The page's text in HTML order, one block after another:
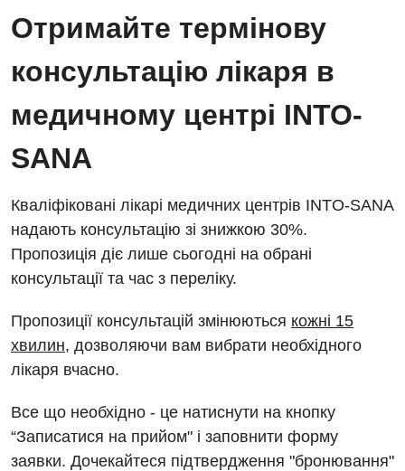
Енциклопедія
Програма лояльності
Діагностичне відділення
Ендоскопічне відділення
Інструментальна діагностика
Мамографія
Нейросонографія
Рентгенографія
УЗД
Для дорослих
Акушерство і гінекологія
Алергологія, імунологія
Відділ госпіталізації
Відділення невідкладних станів
Відділення інтенсивної терапії
Гінекологічне відділення
Денний стаціонар
Діагностичне відділення
Ендоскопічне відділення
Офтальмологічне відділення
Педіатричне відділення
Терапевтичне відділення
Травматологічне відділення
Декларування
Лікування гострого інфаркту
Національний скринінг здоров’я 40+
Російська
Отримайте термінову
консультацію лікаря в
медичному центрі INTO-
SANA
Кваліфіковані лікарі медичних центрів INTO-SANA
надають консультацію зі знижкою 30%.
Пропозиція діє лише сьогодні на обрані
консультації та час з переліку.
Пропозиції консультацій змінюються кожні 15
хвилин, дозволяючи вам вибрати необхідного
лікаря вчасно.
Все що необхідно - це натиснути на кнопку
“Записатися на прийом" і заповнити форму
заявки. Дочекайтеся підтвердження "бронювання"